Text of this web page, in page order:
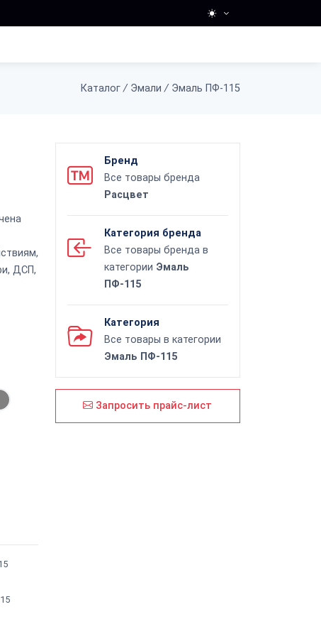
Каталог / Эмали / Эмаль ПФ-115
ДСП,
Бренд
Все товары бренда
Расцвет
Категория бренда
Все товары бренда в
категории Эмаль
ПФ-115
Категория
Все товары в категории
Эмаль ПФ-115
Запросить прайс-лист